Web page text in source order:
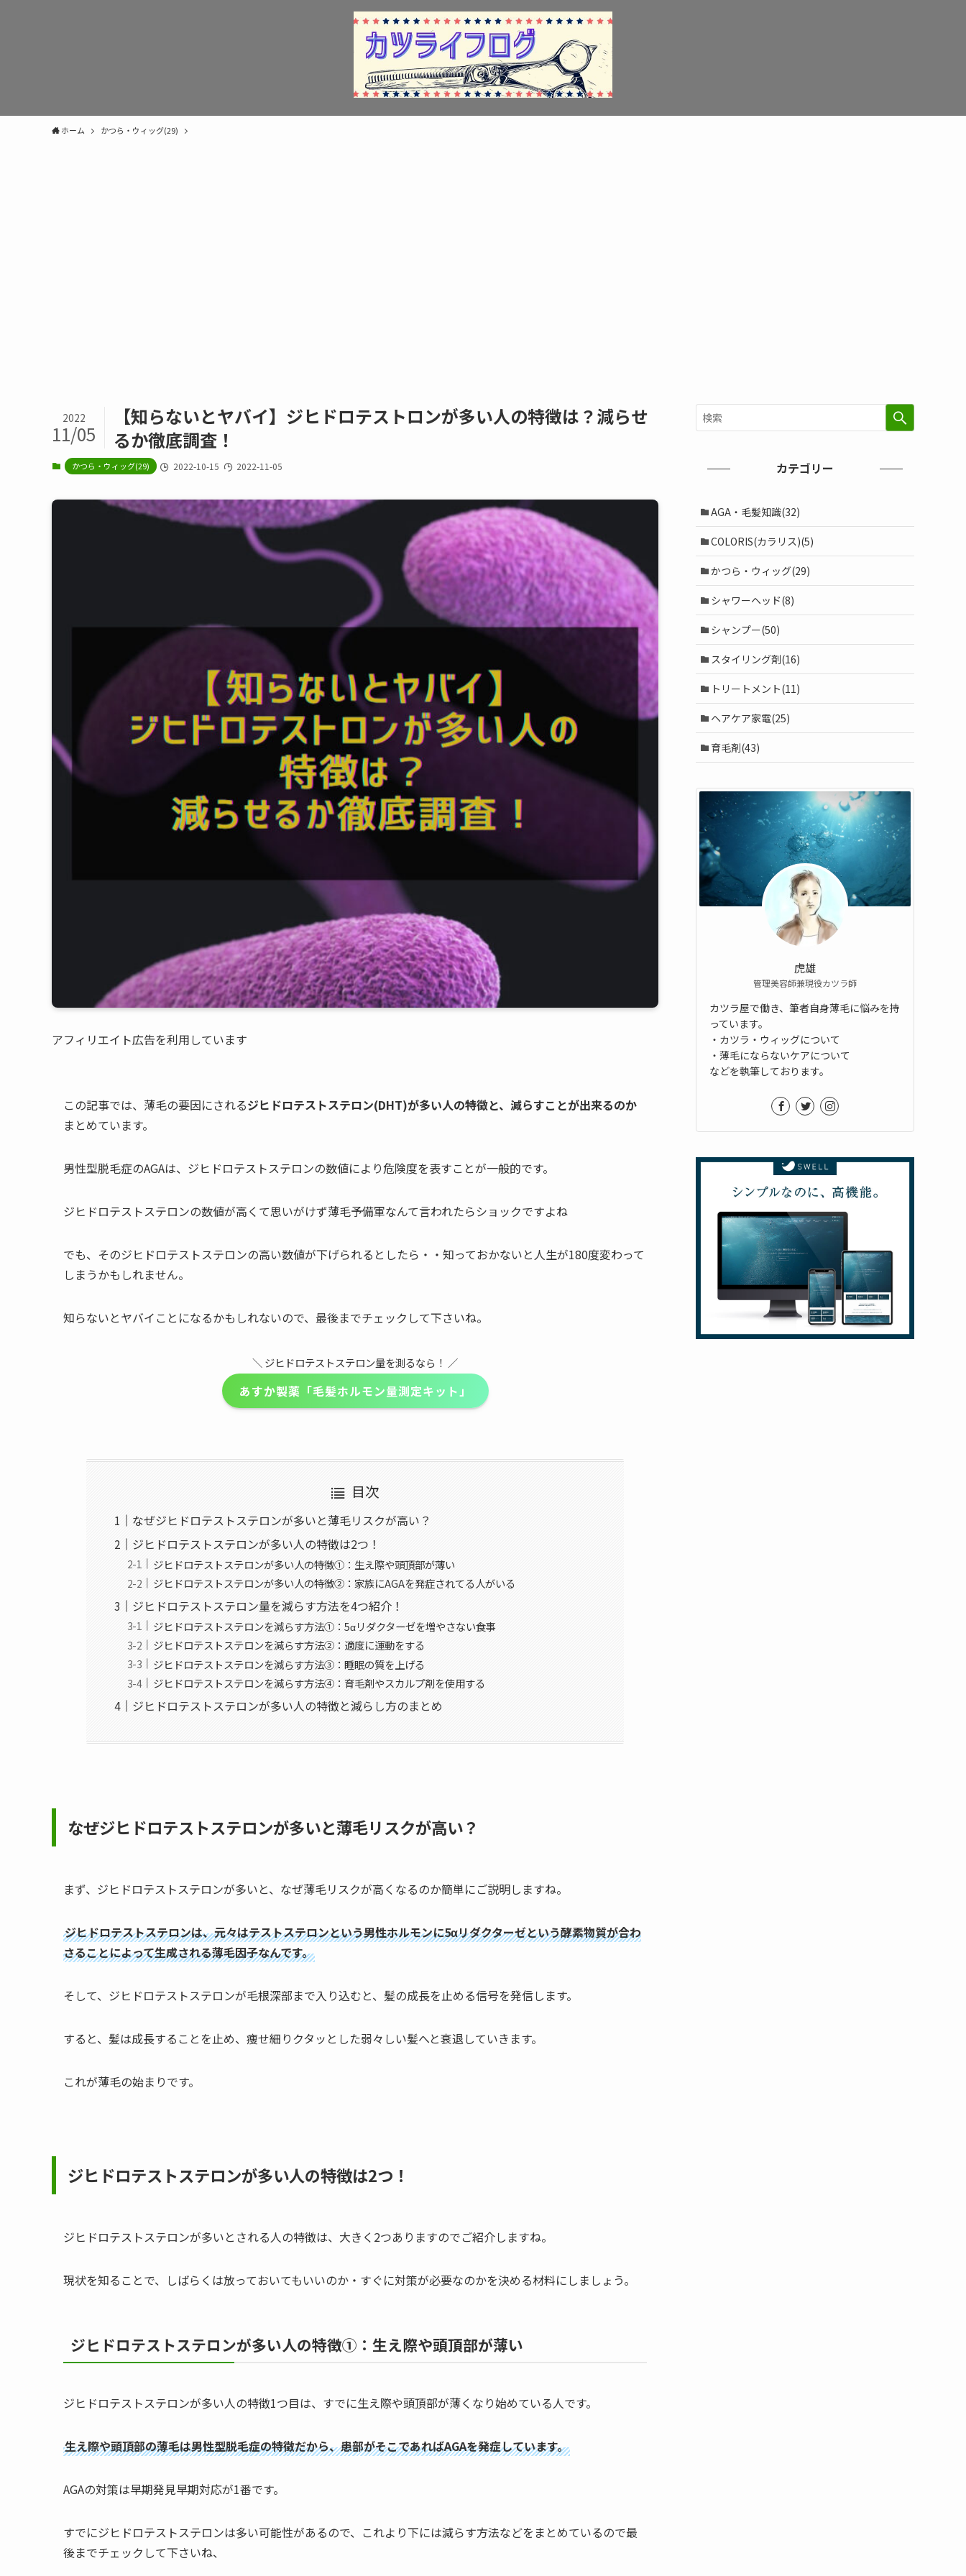
ホーム かつら・ウィッグ(29)
【知らないとヤバイ】ジヒドロテストロンが多い人の特徴は？減らせ
るか徹底調査！
2022
11/05
かつら・ウィッグ(29) 2022-10-15 2022-11-05
アフィリエイト広告を利用しています
この記事では、薄毛の要因にされるジヒドロテストステロン(DHT)が多い人の特徴と、減らすことが出来るのか
まとめています。
男性型脱毛症のAGAは、ジヒドロテストステロンの数値により危険度を表すことが一般的です。
ジヒドロテストステロンの数値が高くて思いがけず薄毛予備軍なんて言われたらショックですよね
でも、そのジヒドロテストステロンの高い数値が下げられるとしたら・・知っておかないと人生が180度変わって
しまうかもしれません。
知らないとヤバイことになるかもしれないので、最後までチェックして下さいね。
＼ ジヒドロテストステロン量を測るなら！ ／
あすか製薬「毛髪ホルモン量測定キット」
目次
なぜジヒドロテストステロンが多いと薄毛リスクが高い？
ジヒドロテストステロンが多い人の特徴は2つ！
ジヒドロテストステロンが多い人の特徴①：生え際や頭頂部が薄い
ジヒドロテストステロンが多い人の特徴②：家族にAGAを発症されてる人がいる
ジヒドロテストステロン量を減らす方法を4つ紹介！
ジヒドロテストステロンを減らす方法①：5αリダクターゼを増やさない食事
ジヒドロテストステロンを減らす方法②：適度に運動をする
ジヒドロテストステロンを減らす方法③：睡眠の質を上げる
ジヒドロテストステロンを減らす方法④：育毛剤やスカルプ剤を使用する
ジヒドロテストステロンが多い人の特徴と減らし方のまとめ
なぜジヒドロテストステロンが多いと薄毛リスクが高い？
まず、ジヒドロテストステロンが多いと、なぜ薄毛リスクが高くなるのか簡単にご説明しますね。
ジヒドロテストステロンは、元々はテストステロンという男性ホルモンに5αリダクターゼという酵素物質が合わ
さることによって生成される薄毛因子なんです。
そして、ジヒドロテストステロンが毛根深部まで入り込むと、髪の成長を止める信号を発信します。
すると、髪は成長することを止め、痩せ細りクタッとした弱々しい髪へと衰退していきます。
これが薄毛の始まりです。
ジヒドロテストステロンが多い人の特徴は2つ！
ジヒドロテストステロンが多いとされる人の特徴は、大きく2つありますのでご紹介しますね。
現状を知ることで、しばらくは放っておいてもいいのか・すぐに対策が必要なのかを決める材料にしましょう。
ジヒドロテストステロンが多い人の特徴①：生え際や頭頂部が薄い
ジヒドロテストステロンが多い人の特徴1つ目は、すでに生え際や頭頂部が薄くなり始めている人です。
生え際や頭頂部の薄毛は男性型脱毛症の特徴だから、患部がそこであればAGAを発症しています。
AGAの対策は早期発見早期対応が1番です。
すでにジヒドロテストステロンは多い可能性があるので、これより下には減らす方法などをまとめているので最
後までチェックして下さいね、
カテゴリー
AGA・毛髪知識(32)
COLORIS(カラリス)(5)
かつら・ウィッグ(29)
シャワーヘッド(8)
シャンプー(50)
スタイリング剤(16)
トリートメント(11)
ヘアケア家電(25)
育毛剤(43)
虎雄
管理美容師兼現役カツラ師
カツラ屋で働き、筆者自身薄毛に悩みを持
っています。
・カツラ・ウィッグについて
・薄毛にならないケアについて
などを執筆しております。